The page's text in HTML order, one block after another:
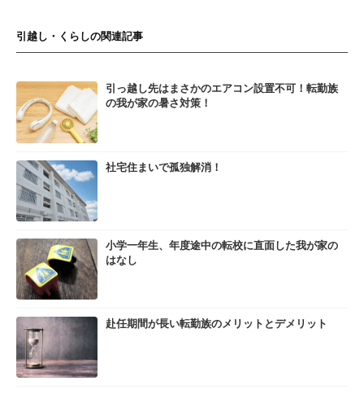
引越し・くらしの関連記事
引っ越し先はまさかのエアコン設置不可！転勤族
の我が家の暑さ対策！
社宅住まいで孤独解消！
小学一年生、年度途中の転校に直面した我が家の
はなし
赴任期間が長い転勤族のメリットとデメリット